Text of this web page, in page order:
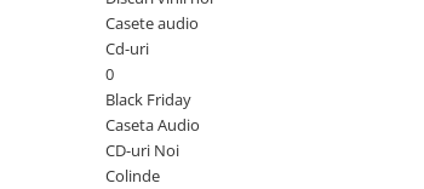
Viniluri Românești
Colecția Electrecord
Casete audio
Cd-uri
0
Black Friday
Caseta Audio
CD-uri Noi
Colinde